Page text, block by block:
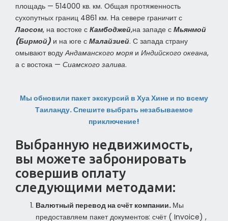
площадь — 514000 кв. км. Общая протяженность
сухопутных границ 4861 км. На севере граничит с
Лаосом, на востоке с Камбоджей,на западе с Мьянмой
(Бирмой) и на юге с Малайзией. С запада страну
омывают водуАндаманского моря и Индийского океана,
а с востока — Сиамского залива.
Мы обновили пакет экскурсий в Хуа Хине и по всему
Таиланду. Спешите выбрать незабываемое
приключение!
Выбранную недвижимость,
вы можете забронировать
совершив оплату
следующими методами:
Валютный перевод на счёт компании. Мы
предоставляем пакет документов: счёт ( Invoice) ,